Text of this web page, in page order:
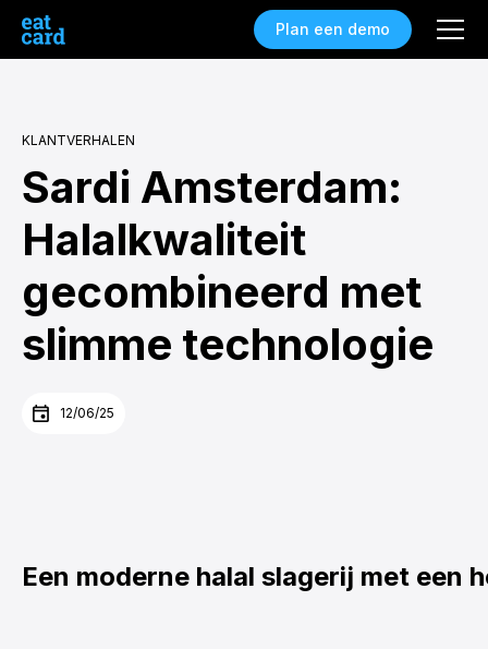
Plan een demo
KLANTVERHALEN
Sardi Amsterdam:
Halalkwaliteit
gecombineerd met
slimme technologie
12/06/25
Een moderne halal slagerij met een